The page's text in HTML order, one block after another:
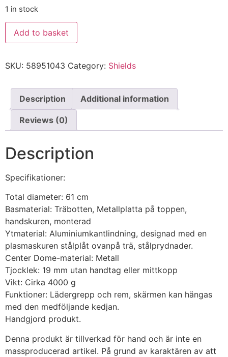
1 in stock
Add to basket
SKU: 58951043 Category: Shields
Description Additional information
Reviews (0)
Description
Specifikationer:
Total diameter: 61 cm
Basmaterial: Träbotten, Metallplatta på toppen,
handskuren, monterad
Ytmaterial: Aluminiumkantlindning, designad med en
plasmaskuren stålplåt ovanpå trä, stålprydnader.
Center Dome-material: Metall
Tjocklek: 19 mm utan handtag eller mittkopp
Vikt: Cirka 4000 g
Funktioner: Lädergrepp och rem, skärmen kan hängas
med den medföljande kedjan.
Handgjord produkt.
Denna produkt är tillverkad för hand och är inte en
massproducerad artikel. På grund av karaktären av att